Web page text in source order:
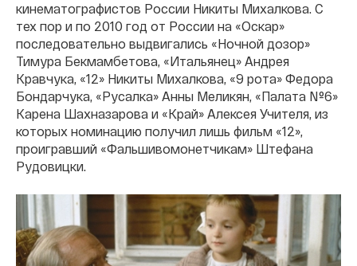
кинематографистов России Никиты Михалкова. С
тех пор и по 2010 год от России на «Оскар»
последовательно выдвигались «Ночной дозор»
Тимура Бекмамбетова, «Итальянец» Андрея
Кравчука, «12» Никиты Михалкова, «9 рота» Федора
Бондарчука, «Русалка» Анны Меликян, «Палата №6»
Карена Шахназарова и «Край» Алексея Учителя, из
которых номинацию получил лишь фильм «12»,
проигравший «Фальшивомонетчикам» Штефана
Рудовицки.